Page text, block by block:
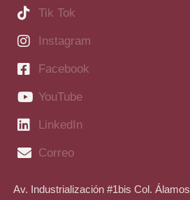
Tik Tok
Instagram
Facebook
YouTube
LinkedIn
Correo
Av. Industrialización #1bis Col.